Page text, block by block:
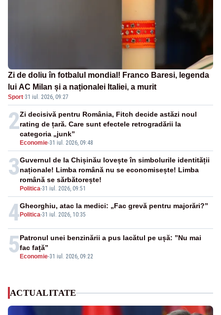
Zi de doliu în fotbalul mondial! Franco Baresi, legenda
lui AC Milan și a naționalei Italiei, a murit
Sport·31 iul. 2026, 09:27
2
Economie-31 iul. 2026, 09:48
Zi decisivă pentru România, Fitch decide astăzi noul
rating de țară. Care sunt efectele retrogradării la
categoria „junk”
3
Politica-31 iul. 2026, 09:51
Guvernul de la Chișinău lovește în simbolurile identității
naționale! Limba română nu se economisește! Limba
română se sărbătorește!
4 Politica-31 iul. 2026, 10:35
Gheorghiu, atac la medici: „Fac grevă pentru majorări?”
5 Economie-31 iul. 2026, 09:22
Patronul unei benzinării a pus lacătul pe ușă: ”Nu mai
fac față”
ACTUALITATE